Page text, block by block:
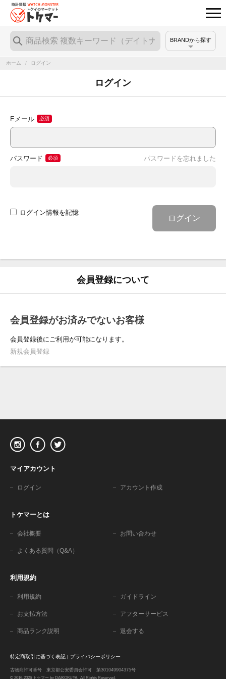
BRANDから探す
ホーム / ログイン
ログイン
Eメール
パスワード パスワードを忘れました
ログイン
ログイン情報を記憶
会員登録について
会員登録がお済みでないお客様
会員登録後にご利用が可能になります。
新規会員登録
マイアカウント
ログイン アカウント作成
トケマーとは
会社概要 お問い合わせ
よくある質問（Q&A）
利用規約
利用規約 ガイドライン
お支払方法 アフターサービス
商品ランク説明 退会する
特定商取引に基づく表記 | プライバシーポリシー
古物商許可番号 東京都公安委員会許可 第301049904375号
© 2016-2026 トケマー by DAIKOKUYA. All Rights Reserved.